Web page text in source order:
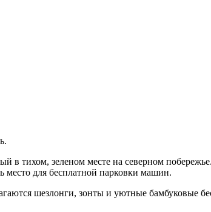
тихом, зеленом месте на северном
место для бесплатной парковки машин.
шезлонги, зонты и уютные бамбуковые